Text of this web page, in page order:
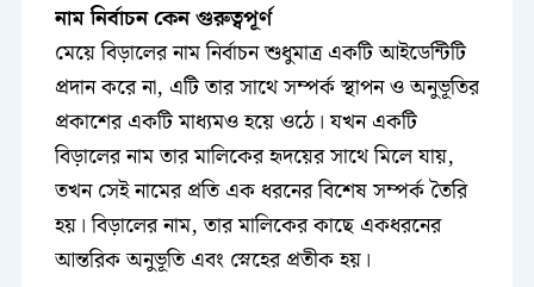
নাম নির্বাচন কেন গুরুত্বপূর্ণ
মেয়ে বিড়ালের নাম নির্বাচন শুধুমাত্র একটি আইডেন্টিটি
প্রদান করে না, এটি তার সাথে সম্পর্ক স্থাপন ও অনুভূতির
প্রকাশের একটি মাধ্যমও হয়ে ওঠে। যখন একটি
বিড়ালের নাম তার মালিকের হৃদয়ের সাথে মিলে যায়,
তখন সেই নামের প্রতি এক ধরনের বিশেষ সম্পর্ক তৈরি
হয়। বিড়ালের নাম, তার মালিকের কাছে একধরনের
আন্তরিক অনুভূতি এবং স্নেহের প্রতীক হয়।